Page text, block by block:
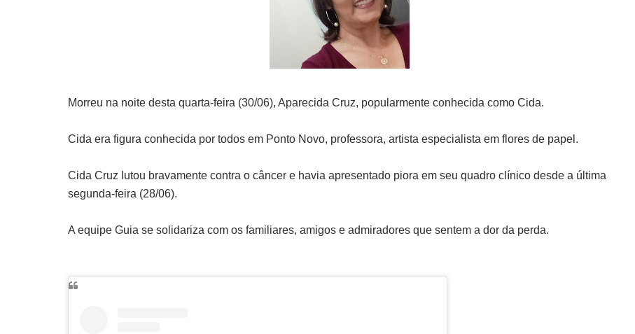
Morreu na noite desta quarta-feira (30/06), Aparecida Cruz, popularmente conhecida como Cida.
Cida era figura conhecida por todos em Ponto Novo, professora, artista especialista em flores de papel.
Cida Cruz lutou bravamente contra o câncer e havia apresentado piora em seu quadro clínico desde a última
segunda-feira (28/06).
A equipe Guia se solidariza com os familiares, amigos e admiradores que sentem a dor da perda.